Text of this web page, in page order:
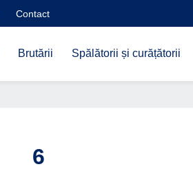
Contact
Brutării Spălătorii și curățătorii
6